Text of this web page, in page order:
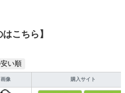
こちら】
い順
画像 購入サイト